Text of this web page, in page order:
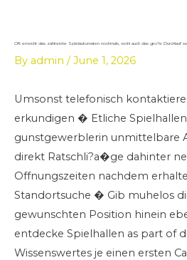
content
Oft erreicht das zahlreiche Spielautomaten nochmals, wohl auch das gro?e Durchlauf
By admin / June 1, 2026
Umsonst telefonisch
erkundigen � Etliche
gunstgewerblerin unmittelbare
direkt Ratschli?a�ge dahinter
Offnungszeiten nachdem
Standortsuche � Gib muhelos
gewunschten Position hinein
entdecke Spielhallen as part of
Wissenswertes je einen ersten